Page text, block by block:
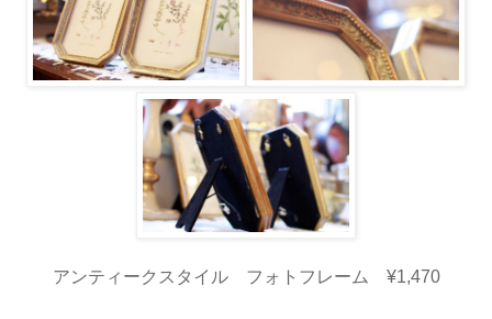
アンティークスタイル フォトフレーム ¥1,470